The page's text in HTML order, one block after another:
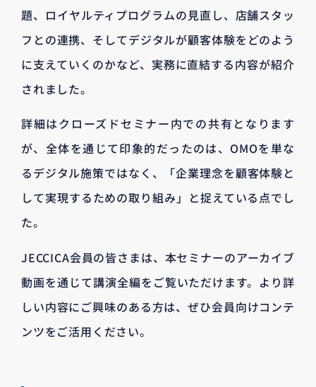
題、ロイヤルティプログラムの見直し、店舗スタッ
フとの連携、そしてデジタルが顧客体験をどのよう
に支えていくのかなど、実務に直結する内容が紹介
されました。
詳細はクローズドセミナー内での共有となります
が、全体を通じて印象的だったのは、OMOを単な
るデジタル施策ではなく、「企業理念を顧客体験と
して実現するための取り組み」と捉えている点でし
た。
JECCICA会員の皆さまは、本セミナーのアーカイブ
動画を通じて講演全編をご覧いただけます。より詳
しい内容にご興味のある方は、ぜひ会員向けコンテ
ンツをご活用ください。